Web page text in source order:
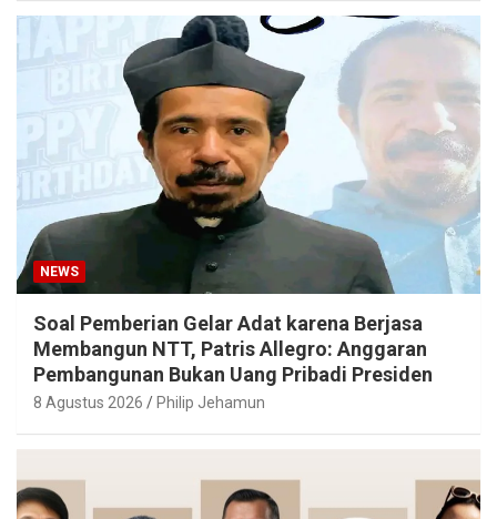
NEWS
Soal Pemberian Gelar Adat karena Berjasa
Membangun NTT, Patris Allegro: Anggaran
Pembangunan Bukan Uang Pribadi Presiden
8 Agustus 2026 Philip Jehamun